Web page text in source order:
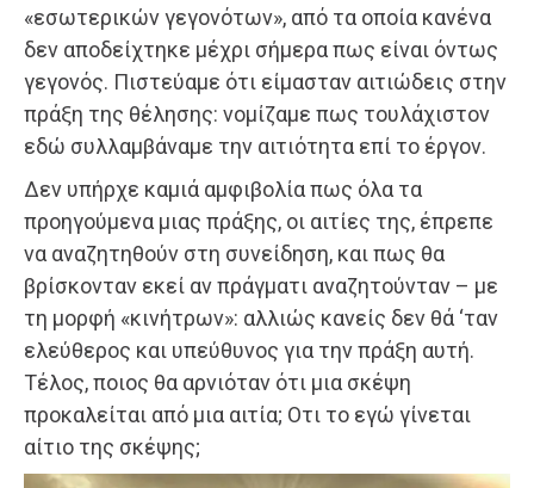
«εσωτερικών γεγονότων», από τα οποία κανένα
δεν αποδείχτηκε μέχρι σήμερα πως είναι όντως
γεγονός. Πιστεύαμε ότι είμασταν αιτιώδεις στην
πράξη της θέλησης: νομίζαμε πως τουλάχιστον
εδώ συλλαμβάναμε την αιτιότητα επί το έργον.
Δεν υπήρχε καμιά αμφιβολία πως όλα τα
προηγούμενα μιας πράξης, οι αιτίες της, έπρεπε
να αναζητηθούν στη συνείδηση, και πως θα
βρίσκονταν εκεί αν πράγματι αναζητούνταν – με
τη μορφή «κινήτρων»: αλλιώς κανείς δεν θά ‘ταν
ελεύθερος και υπεύθυνος για την πράξη αυτή.
Τέλος, ποιος θα αρνιόταν ότι μια σκέψη
προκαλείται από μια αιτία; Οτι το εγώ γίνεται
αίτιο της σκέψης;